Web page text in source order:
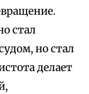
стал
но стал
делает